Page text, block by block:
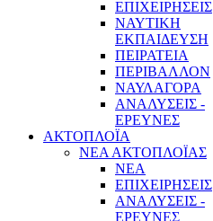
ΕΠΙΧΕΙΡΗΣΕΙΣ
ΝΑΥΤΙΚΗ
ΕΚΠΑΙΔΕΥΣΗ
ΠΕΙΡΑΤΕΙΑ
ΠΕΡΙΒΑΛΛΟΝ
ΝΑΥΛΑΓΟΡΑ
ΑΝΑΛΥΣΕΙΣ -
ΕΡΕΥΝΕΣ
ΑΚΤΟΠΛΟΪΑ
ΝΕΑ ΑΚΤΟΠΛΟΪΑΣ
ΝΕΑ
ΕΠΙΧΕΙΡΗΣΕΙΣ
ΑΝΑΛΥΣΕΙΣ -
ΕΡΕΥΝΕΣ